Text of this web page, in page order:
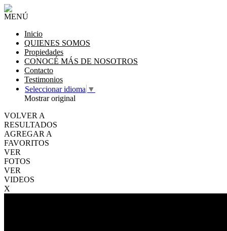
MENÚ
Inicio
QUIENES SOMOS
Propiedades
CONOCÉ MÁS DE NOSOTROS
Contacto
Testimonios
Seleccionar idioma ▼
Mostrar original
VOLVER A
RESULTADOS
AGREGAR A
FAVORITOS
VER
FOTOS
VER
VIDEOS
X